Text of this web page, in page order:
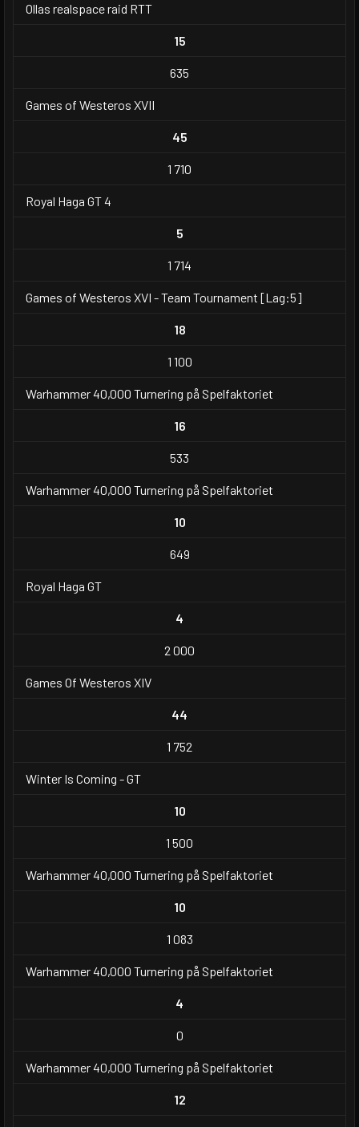
Ollas realspace raid RTT
15
635
Games of Westeros XVII
45
1 710
Royal Haga GT 4
5
1 714
Games of Westeros XVI - Team Tournament [Lag:5]
18
1 100
Warhammer 40,000 Turnering på Spelfaktoriet
16
533
Warhammer 40,000 Turnering på Spelfaktoriet
10
649
Royal Haga GT
4
2 000
Games Of Westeros XIV
44
1 752
Winter Is Coming - GT
10
1 500
Warhammer 40,000 Turnering på Spelfaktoriet
10
1 083
Warhammer 40,000 Turnering på Spelfaktoriet
4
0
Warhammer 40,000 Turnering på Spelfaktoriet
12